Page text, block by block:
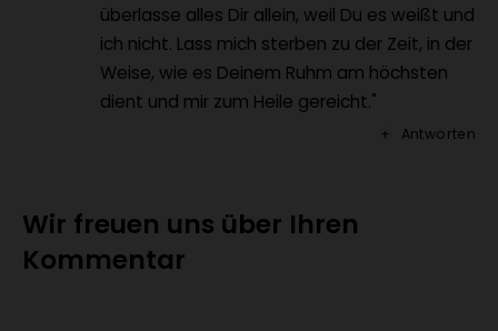
überlasse alles Dir allein, weil Du es weißt und
ich nicht. Lass mich sterben zu der Zeit, in der
Weise, wie es Deinem Ruhm am höchsten
dient und mir zum Heile gereicht."
Antworten
Wir freuen uns über Ihren
Kommentar